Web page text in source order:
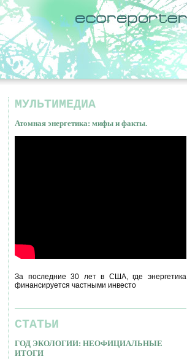
МУЛЬТИМЕДИА
Атомная энергетика: мифы и факты.
За последние 30 лет в США, где энергетика
финансируется частными инвесто
СТАТЬИ
ГОД ЭКОЛОГИИ: НЕОФИЦИАЛЬНЫЕ
ИТОГИ